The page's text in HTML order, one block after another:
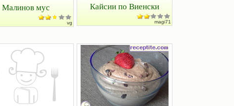
Малинов мус
vg
Кайсии по Виенски
magi71